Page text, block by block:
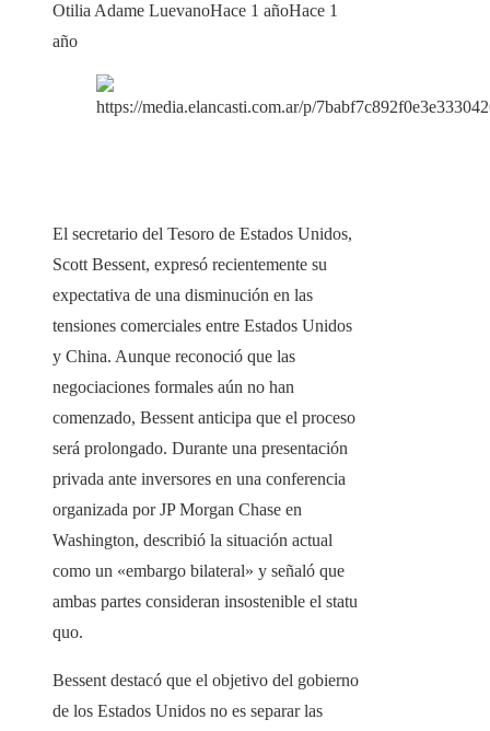
Otilia Adame LuevanoHace 1 añoHace 1
año
​El secretario del Tesoro de Estados Unidos,
Scott Bessent, expresó recientemente su
expectativa de una disminución en las
tensiones comerciales entre Estados Unidos
y China. Aunque reconoció que las
negociaciones formales aún no han
comenzado, Bessent anticipa que el proceso
será prolongado. Durante una presentación
privada ante inversores en una conferencia
organizada por JP Morgan Chase en
Washington, describió la situación actual
como un «embargo bilateral» y señaló que
ambas partes consideran insostenible el statu
quo.
Bessent destacó que el objetivo del gobierno
de los Estados Unidos no es separar las